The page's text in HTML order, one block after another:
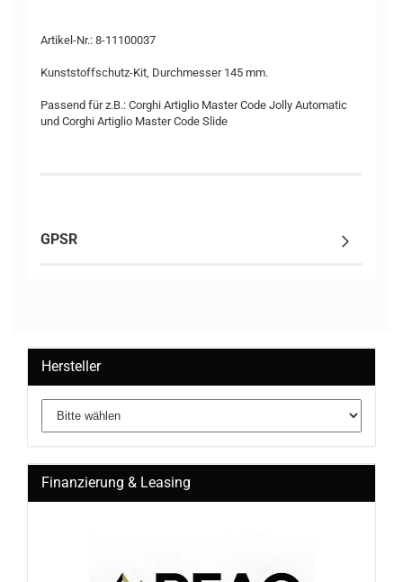
Artikel-Nr.: 8-11100037
Kunststoffschutz-Kit, Durchmesser 145 mm.
Passend für z.B.: Corghi Artiglio Master Code Jolly Automatic
und Corghi Artiglio Master Code Slide
GPSR
Hersteller
Finanzierung & Leasing